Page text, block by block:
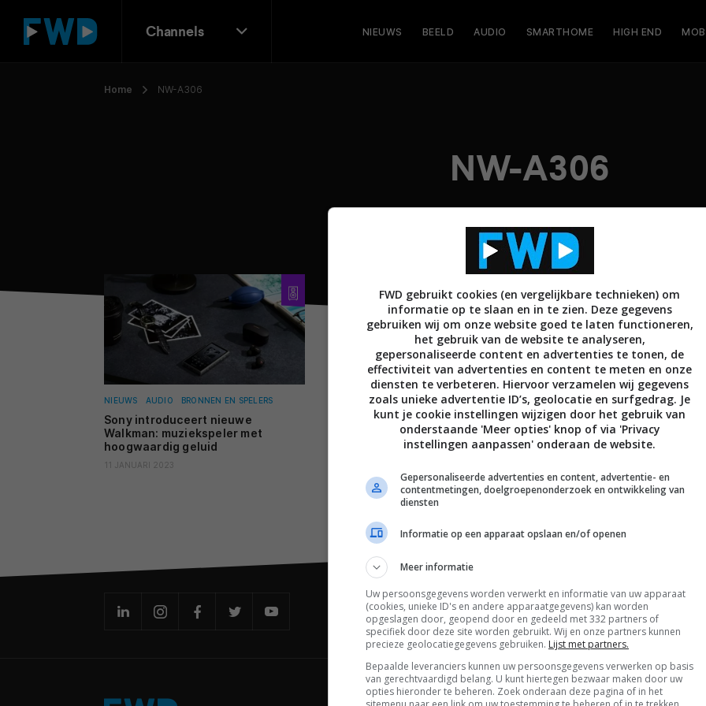
Channels NIEUWS BEELD AUDIO SMARTHOME HIGH END
Home NW-A306
NW-A306
NIEUWS AUDIO BRONNEN EN SPELERS
Sony introduceert nieuwe
Walkman: muziekspeler met
hoogwaardig geluid
11 JANUARI 2023
De laatste updates in je mailbox
FWD gebruikt cookies (en vergelijkbare technieken) om
informatie op te slaan en in te zien. Deze gegevens
gebruiken wij om onze website goed te laten functioneren,
het gebruik van de website te analyseren,
gepersonaliseerde content en advertenties te tonen, de
effectiviteit van advertenties en content te meten en onze
diensten te verbeteren. Hiervoor verzamelen wij gegevens
zoals unieke advertentie ID’s, geolocatie en surfgedrag. Je
kunt je cookie instellingen wijzigen door het gebruik van
onderstaande 'Meer opties' knop of via 'Privacy
instellingen aanpassen' onderaan de website.
Gepersonaliseerde advertenties en content, advertentie- en
contentmetingen, doelgroepenonderzoek en ontwikkeling van
diensten
Informatie op een apparaat opslaan en/of openen
Meer informatie
Uw persoonsgegevens worden verwerkt en informatie van uw apparaat
(cookies, unieke ID's en andere apparaatgegevens) kan worden
opgeslagen door, geopend door en gedeeld met 332 partners of
specifiek door deze site worden gebruikt. Wij en onze partners kunnen
precieze geolocatiegegevens gebruiken. Lijst met partners.
Bepaalde leveranciers kunnen uw persoonsgegevens verwerken op basis
van gerechtvaardigd belang. U kunt hiertegen bezwaar maken door uw
opties hieronder te beheren. Zoek onderaan deze pagina of in het